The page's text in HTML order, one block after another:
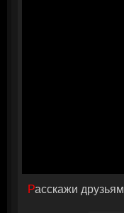
Расскажи друзьям